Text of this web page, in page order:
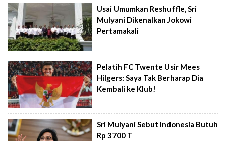
Usai Umumkan Reshuffle, Sri
Mulyani Dikenalkan Jokowi
Pertamakali
Pelatih FC Twente Usir Mees
Hilgers: Saya Tak Berharap Dia
Kembali ke Klub!
Sri Mulyani Sebut Indonesia Butuh
Rp 3700 T